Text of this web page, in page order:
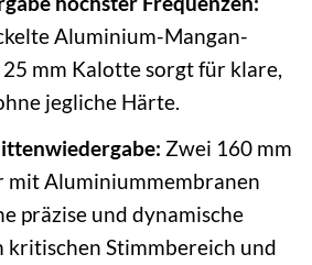
Aluminium-Mangan-
mm Kalotte sorgt für klare,
jegliche Härte.
Zwei 160 mm
Aluminiummembranen
präzise und dynamische
kritischen Stimmbereich und